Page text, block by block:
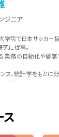
ジニア
学院で日本サッカー
に従事。
業務の自動化や顧
ス、統計学をもとに
ツのティーチングを
うな学びを提供」をモ
ス